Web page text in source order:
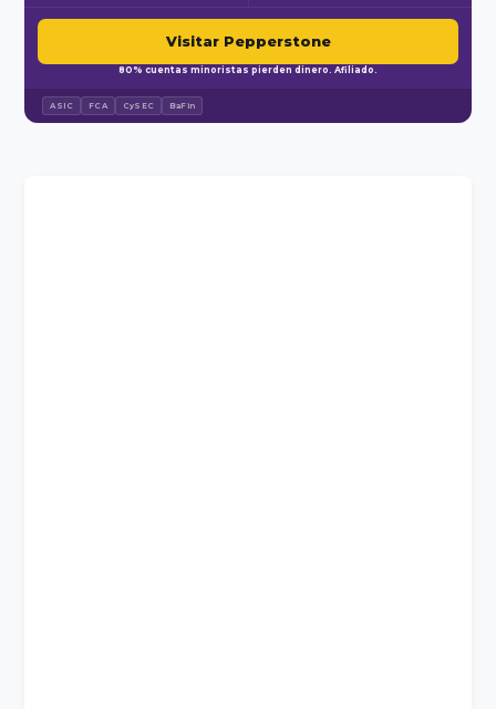
Visitar Pepperstone
80% cuentas minoristas pierden dinero. Afiliado.
ASIC FCA CySEC BaFin